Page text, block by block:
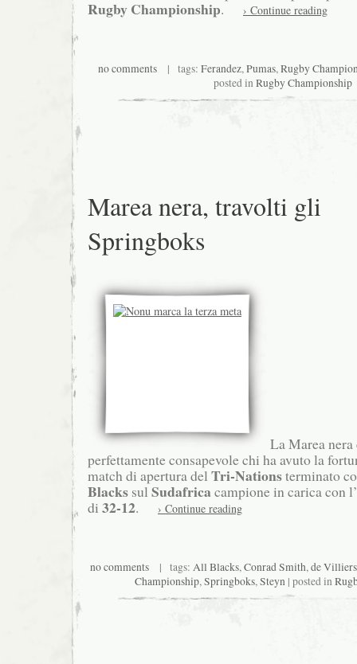
Rugby Championship. › Continue reading
no comments | tags: Ferandez,Pumas,Rugby
posted inRugby Championship
Marea nera, travolti gli
Springboks
La Marea nera
perfettamente consapevole chi ha avuto la
match di apertura del Tri-Nationsterminato
Blacks sul Sudafrica campione in carica con
di 32-12. › Continue reading
no comments| tags: All Blacks,Conrad Smith,de Villiers
Championship,Springboks,Steyn | posted in